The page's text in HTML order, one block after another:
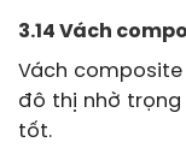
3.14 Vách
Vách composite
đô thị nhờ trọng
tốt.